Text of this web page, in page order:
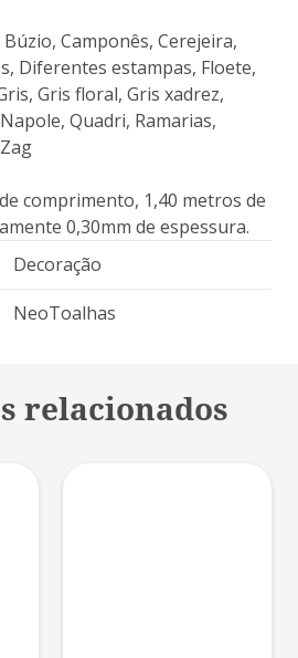
Camponês, Cerejeira,
Diferentes estampas, Floete,
Gris floral, Gris xadrez,
Quadri, Ramarias,
comprimento, 1,40 metros de
0,30mm de espessura.
Decoração
NeoToalhas
relacionados